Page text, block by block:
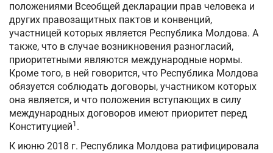
положениями Всеобщей декларации прав человека и
других правозащитных пактов и конвенций,
участницей которых является Республика Молдова. А
также, что в случае возникновения разногласий,
приоритетными являются международные нормы.
Кроме того, в ней говорится, что Республика Молдова
обязуется соблюдать договоры, участником которых
она является, и что положения вступающих в силу
международных договоров имеют приоритет перед
Конституцией1 .
К июню 2018 г. Республика Молдова ратифицировала